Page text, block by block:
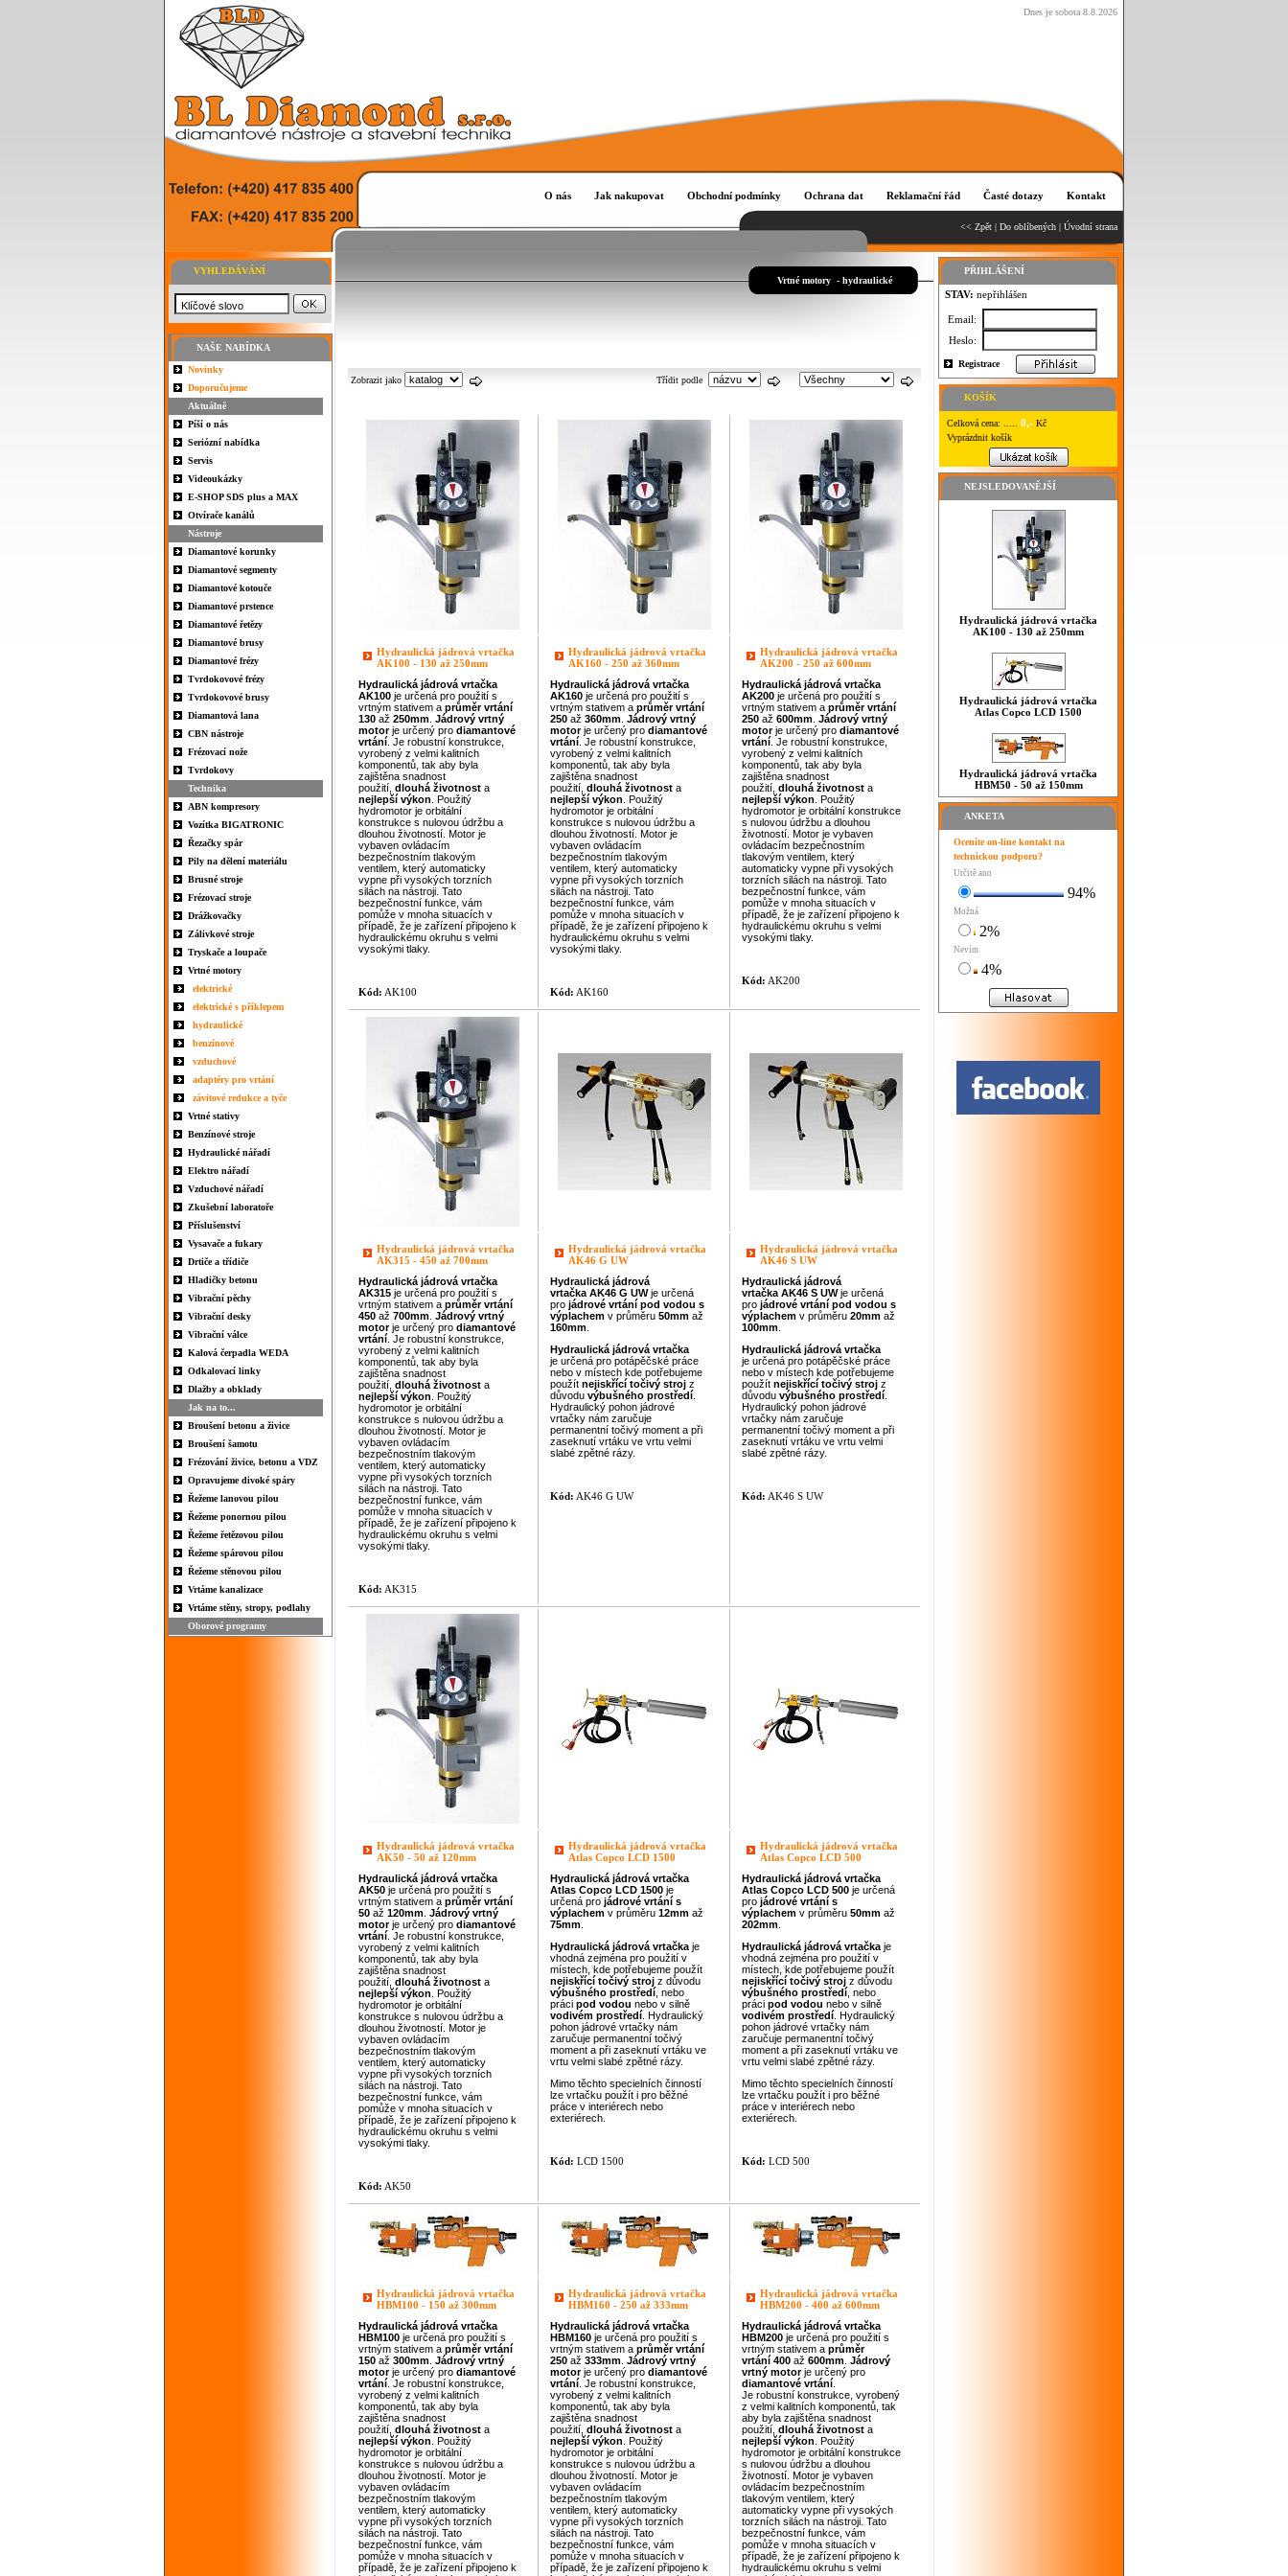
Dnes je sobota 8.8.2026
O nás Jak nakupovat Obchodní podmínky Ochrana dat Reklamační řád Časté dotazy Kontakt
<< Zpět | Do oblíbených | Úvodní strana
VYHLEDÁVÁNÍ
NAŠE NABÍDKA
Novinky
Doporučujeme
Aktuálně
Píší o nás
Seriózní nabídka
Servis
Videoukázky
E-SHOP SDS plus a MAX
Otvírače kanálů
Nástroje
Diamantové korunky
Diamantové segmenty
Diamantové kotouče
Diamantové prstence
Diamantové řetězy
Diamantové brusy
Diamantové frézy
Tvrdokovové frézy
Tvrdokovové brusy
Diamantová lana
CBN nástroje
Frézovací nože
Tvrdokovy
Technika
ABN kompresory
Vozítka BIGATRONIC
Řezačky spár
Pily na dělení materiálu
Brusné stroje
Frézovací stroje
Drážkovačky
Zálivkové stroje
Tryskače a loupače
Vrtné motory
elektrické
elektrické s příklepem
hydraulické
benzínové
vzduchové
adaptéry pro vrtání
závitové redukce a tyče
Vrtné stativy
Benzínové stroje
Hydraulické nářadí
Elektro nářadí
Vzduchové nářadí
Zkušební laboratoře
Příslušenství
Vysavače a fukary
Drtiče a třídiče
Hladičky betonu
Vibrační pěchy
Vibrační desky
Vibrační válce
Kalová čerpadla WEDA
Odkalovací linky
Dlažby a obklady
Jak na to...
Broušení betonu a živice
Broušení šamotu
Frézování živice, betonu a VDZ
Opravujeme divoké spáry
Řežeme lanovou pilou
Řežeme ponornou pilou
Řežeme řetězovou pilou
Řežeme spárovou pilou
Řežeme stěnovou pilou
Vrtáme kanalizace
Vrtáme stěny, stropy, podlahy
Oborové programy
Vrtné motory - hydraulické
Zobrazit jako Třídit podle
Hydraulická jádrová vrtačka
AK100 - 130 až 250mm
Hydraulická jádrová vrtačka
AK100 je určená pro použití s
vrtným stativem a průměr vrtání
130 až 250mm Jádrový vrtný
motorje určený pro diamantové
vrtání . Je robustní konstrukce,
vyrobený z velmi kalitních
komponentů, tak aby byla
zajištěna snadnost
použití, dlouhá životnost a
nejlepší výkon . Použitý
hydromotor je orbitální
konstrukce s nulovou údržbu a
dlouhou životností. Motor je
vybaven ovládacím
bezpečnostním tlakovým
ventilem, který automaticky
vypne při vysokých torzních
silách na nástroji. Tato
bezpečnostní funkce, vám
pomůže v mnoha situacích v
případě, že je zařízení připojeno k
hydraulickému okruhu s velmi
vysokými tlaky.
Kód: AK100
Hydraulická jádrová vrtačka
AK160 - 250 až 360mm
Hydraulická jádrová vrtačka
AK160 je určená pro použití s
vrtným stativem a průměr vrtání
250 až 360mm Jádrový vrtný
motorje určený pro diamantové
vrtání . Je robustní konstrukce,
vyrobený z velmi kalitních
komponentů, tak aby byla
zajištěna snadnost
použití, dlouhá životnost a
nejlepší výkon . Použitý
hydromotor je orbitální
konstrukce s nulovou údržbu a
dlouhou životností. Motor je
vybaven ovládacím
bezpečnostním tlakovým
ventilem, který automaticky
vypne při vysokých torzních
silách na nástroji. Tato
bezpečnostní funkce, vám
pomůže v mnoha situacích v
případě, že je zařízení připojeno k
hydraulickému okruhu s velmi
vysokými tlaky.
Kód: AK160
Hydraulická jádrová vrtačka
AK200 - 250 až 600mm
Hydraulická jádrová vrtačka
AK200 je určená pro použití s
vrtným stativem a průměr vrtání
250 až 600mm Jádrový vrtný
motorje určený pro diamantové
vrtání . Je robustní konstrukce,
vyrobený z velmi kalitních
komponentů, tak aby byla
zajištěna snadnost
použití, dlouhá životnost a
nejlepší výkon . Použitý
hydromotor je orbitální konstrukce
s nulovou údržbu a dlouhou
životností. Motor je vybaven
ovládacím bezpečnostním
tlakovým ventilem, který
automaticky vypne při vysokých
torzních silách na nástroji. Tato
bezpečnostní funkce, vám
pomůže v mnoha situacích v
případě, že je zařízení připojeno k
hydraulickému okruhu s velmi
vysokými tlaky.
Kód: AK200
Hydraulická jádrová vrtačka
AK315 - 450 až 700mm
Hydraulická jádrová vrtačka
AK315 je určená pro použití s
vrtným stativem a průměr vrtání
450 až 700mm Jádrový vrtný
motorje určený pro diamantové
vrtání . Je robustní konstrukce,
vyrobený z velmi kalitních
komponentů, tak aby byla
zajištěna snadnost
použití, dlouhá životnost a
nejlepší výkon . Použitý
hydromotor je orbitální
konstrukce s nulovou údržbu a
dlouhou životností. Motor je
vybaven ovládacím
bezpečnostním tlakovým
ventilem, který automaticky
vypne při vysokých torzních
silách na nástroji. Tato
bezpečnostní funkce, vám
pomůže v mnoha situacích v
případě, že je zařízení připojeno k
hydraulickému okruhu s velmi
vysokými tlaky.
Kód: AK315
Hydraulická jádrová vrtačka
AK46 G UW
Hydraulická jádrová
vrtačka AK46 G UWje určená
pro jádrové vrtání pod vodou s
výplachem v průměru 50mm až
160mm
Hydraulická jádrová vrtačka
je určená pro potápěčské práce
nebo v místech kde potřebujeme
použít nejiskřící točivý stroj z
důvodu výbušného prostředí
Hydraulický pohon jádrové
vrtačky nám zaručuje
permanentní točivý moment a při
zaseknutí vrtáku ve vrtu velmi
slabé zpětné rázy.
Kód: AK46 G UW
Hydraulická jádrová vrtačka
AK46 S UW
Hydraulická jádrová
vrtačka AK46 S UWje určená
pro jádrové vrtání pod vodou s
výplachem v průměru 20mm až
100mm
Hydraulická jádrová vrtačka
je určená pro potápěčské práce
nebo v místech kde potřebujeme
použít nejiskřící točivý stroj z
důvodu výbušného prostředí
Hydraulický pohon jádrové
vrtačky nám zaručuje
permanentní točivý moment a při
zaseknutí vrtáku ve vrtu velmi
slabé zpětné rázy.
Kód: AK46 S UW
Hydraulická jádrová vrtačka
AK50 - 50 až 120mm
Hydraulická jádrová vrtačka
AK50 je určená pro použití s
vrtným stativem a průměr vrtání
50 až 120mm Jádrový vrtný
motorje určený pro diamantové
vrtání . Je robustní konstrukce,
vyrobený z velmi kalitních
komponentů, tak aby byla
zajištěna snadnost
použití, dlouhá životnost a
nejlepší výkon . Použitý
hydromotor je orbitální
konstrukce s nulovou údržbu a
dlouhou životností. Motor je
vybaven ovládacím
bezpečnostním tlakovým
ventilem, který automaticky
vypne při vysokých torzních
silách na nástroji. Tato
bezpečnostní funkce, vám
pomůže v mnoha situacích v
případě, že je zařízení připojeno k
hydraulickému okruhu s velmi
vysokými tlaky.
Kód: AK50
Hydraulická jádrová vrtačka
Atlas Copco LCD 1500
Hydraulická jádrová vrtačka
Atlas Copco LCD 1500 je
určená pro jádrové vrtání s
výplachem v průměru 12mm až
75mm
Hydraulická jádrová vrtačka je
vhodná zejména pro použití v
místech, kde potřebujeme použít
nejiskřící točivý stroj z důvodu
výbušného prostředí , nebo
práci pod vodou nebo v silně
vodivém prostředí . Hydraulický
pohon jádrové vrtačky nám
zaručuje permanentní točivý
moment a při zaseknutí vrtáku ve
vrtu velmi slabé zpětné rázy.
Mimo těchto specielních činností
lze vrtačku použít i pro běžné
práce v interiérech nebo
exteriérech.
Kód: LCD 1500
Hydraulická jádrová vrtačka
Atlas Copco LCD 500
Hydraulická jádrová vrtačka
Atlas Copco LCD 500 je určená
pro jádrové vrtání s
výplachem v průměru 50mm až
202mm
Hydraulická jádrová vrtačka je
vhodná zejména pro použití v
místech, kde potřebujeme použít
nejiskřící točivý stroj z důvodu
výbušného prostředí , nebo
práci pod vodou nebo v silně
vodivém prostředí . Hydraulický
pohon jádrové vrtačky nám
zaručuje permanentní točivý
moment a při zaseknutí vrtáku ve
vrtu velmi slabé zpětné rázy.
Mimo těchto specielních činností
lze vrtačku použít i pro běžné
práce v interiérech nebo
exteriérech.
Kód: LCD 500
Hydraulická jádrová vrtačka
HBM100 - 150 až 300mm
Hydraulická jádrová vrtačka
HBM100 je určená pro použití s
vrtným stativem a průměr vrtání
150 až 300mm Jádrový vrtný
motorje určený pro diamantové
vrtání . Je robustní konstrukce,
vyrobený z velmi kalitních
komponentů, tak aby byla
zajištěna snadnost
použití, dlouhá životnost a
nejlepší výkon . Použitý
hydromotor je orbitální
konstrukce s nulovou údržbu a
dlouhou životností. Motor je
vybaven ovládacím
bezpečnostním tlakovým
ventilem, který automaticky
vypne při vysokých torzních
silách na nástroji. Tato
bezpečnostní funkce, vám
pomůže v mnoha situacích v
případě, že je zařízení připojeno k
Hydraulická jádrová vrtačka
HBM160 - 250 až 333mm
Hydraulická jádrová vrtačka
HBM160 je určená pro použití s
vrtným stativem a průměr vrtání
250 až 333mm Jádrový vrtný
motorje určený pro diamantové
vrtání . Je robustní konstrukce,
vyrobený z velmi kalitních
komponentů, tak aby byla
zajištěna snadnost
použití, dlouhá životnost a
nejlepší výkon . Použitý
hydromotor je orbitální
konstrukce s nulovou údržbu a
dlouhou životností. Motor je
vybaven ovládacím
bezpečnostním tlakovým
ventilem, který automaticky
vypne při vysokých torzních
silách na nástroji. Tato
bezpečnostní funkce, vám
pomůže v mnoha situacích v
případě, že je zařízení připojeno k
Hydraulická jádrová vrtačka
HBM200 - 400 až 600mm
Hydraulická jádrová vrtačka
HBM200 je určená pro použití s
vrtným stativem a průměr
vrtání 400 až 600mm Jádrový
vrtný motorje určený pro
diamantové vrtání
Je robustní konstrukce, vyrobený
z velmi kalitních komponentů, tak
aby byla zajištěna snadnost
použití, dlouhá životnost a
nejlepší výkon . Použitý
hydromotor je orbitální konstrukce
s nulovou údržbu a dlouhou
životností. Motor je vybaven
ovládacím bezpečnostním
tlakovým ventilem, který
automaticky vypne při vysokých
torzních silách na nástroji. Tato
bezpečnostní funkce, vám
pomůže v mnoha situacích v
případě, že je zařízení připojeno k
hydraulickému okruhu s velmi
PŘIHLÁŠENÍ
STAV: nepřihlášen
Email:
Heslo:
Registrace
KOŠÍK
Celková cena: ..... 0,- Kč
Vyprázdnit košík
NEJSLEDOVANĚJŠÍ
Hydraulická jádrová vrtačka
AK100 - 130 až 250mm
Hydraulická jádrová vrtačka
Atlas Copco LCD 1500
Hydraulická jádrová vrtačka
HBM50 - 50 až 150mm
ANKETA
Oceníte on-line kontakt na
technickou podporu?
Určitě ano
94%
Možná
2%
Nevím
4%